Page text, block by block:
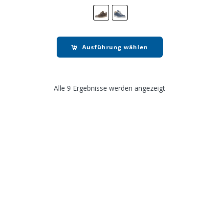
Ausführung wählen
Alle 9 Ergebnisse werden angezeigt